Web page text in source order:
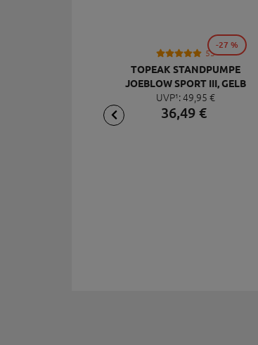
53
TOPEAK STANDPUMPE
JOEBLOW SPORT III, GELB
UVP¹:49, 95 €
36,49€
-27 %